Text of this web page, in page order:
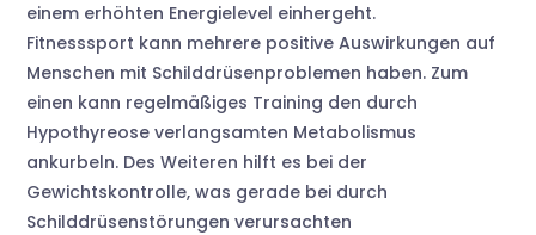
einem erhöhten Energielevel einhergeht.
Fitnesssport kann mehrere positive Auswirkungen auf
Menschen mit Schilddrüsenproblemen haben. Zum
einen kann regelmäßiges Training den durch
Hypothyreose verlangsamten Metabolismus
ankurbeln. Des Weiteren hilft es bei der
Gewichtskontrolle, was gerade bei durch
Schilddrüsenstörungen verursachten